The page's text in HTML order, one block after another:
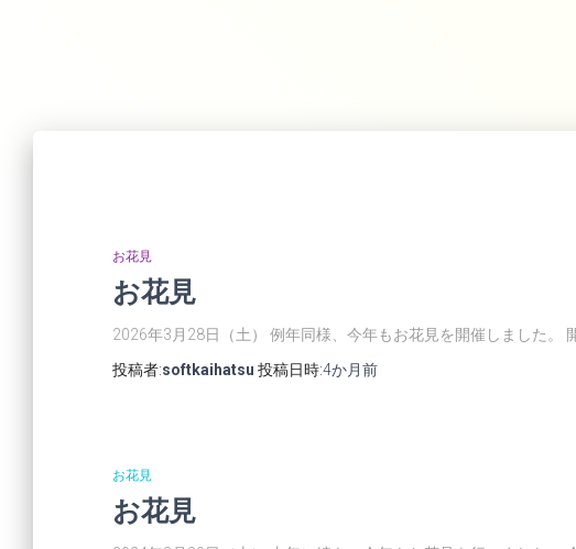
お花見
お花見
2026年3月28日（土） 例年同様、今年もお花見を開催しました。
投稿者:softkaihatsu 投稿日時:4か月前
お花見
お花見